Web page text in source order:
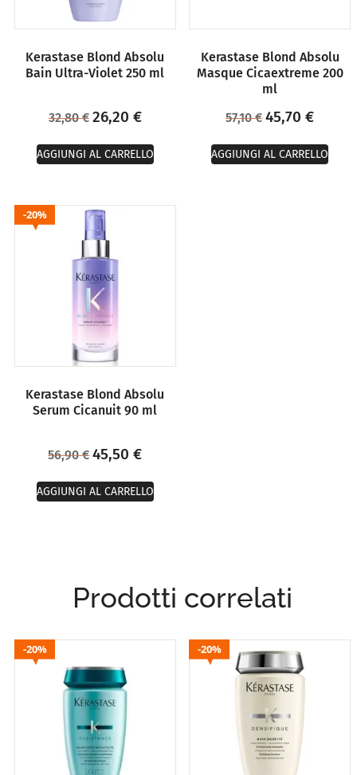
Kerastase Blond Absolu
Bain Ultra-Violet 250 ml
32,80€ 26,20 €
AGGIUNGI AL CARRELLO
Kerastase Blond Absolu
Masque Cicaextreme 200
ml
57,10€ 45,70€
AGGIUNGI AL CARRELLO
Kerastase Blond Absolu
Serum Cicanuit 90 ml
56,90€ 45,50€
AGGIUNGI AL CARRELLO
Prodotti correlati
20%
20% 20%